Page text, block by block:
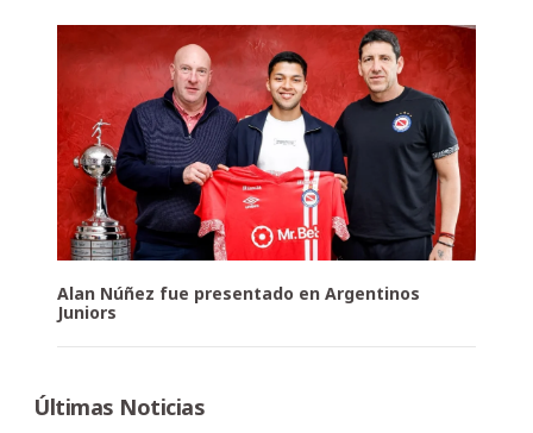
Alan Núñez fue presentado en Argentinos
Juniors
Últimas Noticias